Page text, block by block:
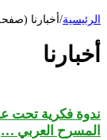
الرئيسية/ أخبارنا (صفحه
أخبارنا
ندوة فكرية تحت
المسرح العربي …